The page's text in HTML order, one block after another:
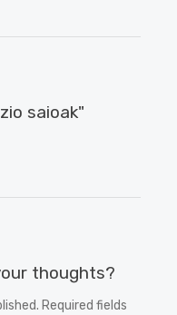
saioak"
thoughts?
Required fields